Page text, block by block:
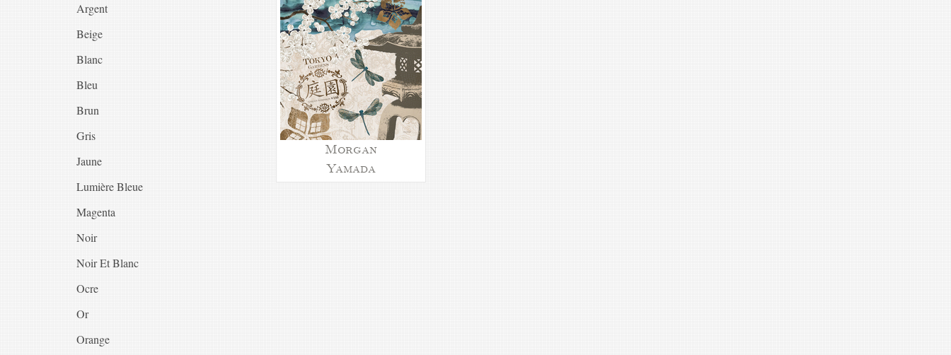
Argent
Beige
Blanc
Bleu
Brun
Gris
Jaune
Lumière Bleue
Magenta
Noir
Noir Et Blanc
Ocre
Or
Orange
Morgan
Yamada